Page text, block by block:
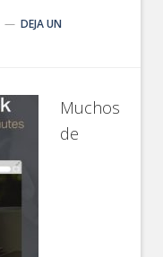
DEJA UN
Muchos
de